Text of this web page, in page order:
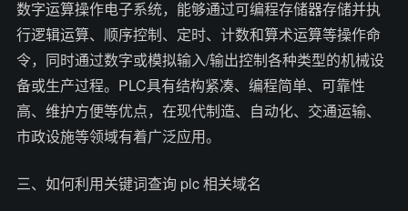
数字运算操作电子系统，能够通过可编程存储器存储并执
行逻辑运算、顺序控制、定时、计数和算术运算等操作命
令，同时通过数字或模拟输入/输出控制各种类型的机械设
备或生产过程。PLC具有结构紧凑、编程简单、可靠性
高、维护方便等优点，在现代制造、自动化、交通运输、
市政设施等领域有着广泛应用。
三、如何利用关键词查询 plc 相关域名